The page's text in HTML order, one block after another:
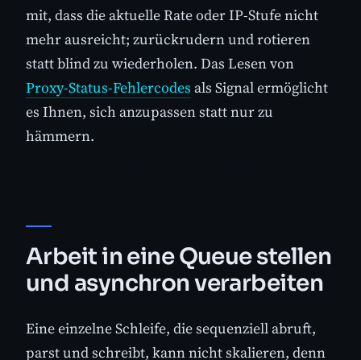
mit, dass die aktuelle Rate oder IP-Stufe nicht
mehr ausreicht; zurückrudern und rotieren
statt blind zu wiederholen. Das Lesen von
Proxy-Status-Fehlercodes als Signal ermöglicht
es Ihnen, sich anzupassen statt nur zu
hämmern.
Arbeit in eine Queue stellen
und asynchron verarbeiten
Eine einzelne Schleife, die sequenziell abruft,
parst und schreibt, kann nicht skalieren, denn